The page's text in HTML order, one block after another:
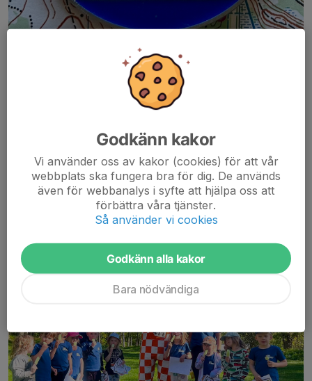
Nu är det dags för årets KM i orientering, som avgörs i samband
med Eksjö SOK.s , Kvällsmedel, tisdagen den 11augusti (se
Gemensam avresa kl.16:30 från Parkhallen
Läs mer
0 kommentarer
Godkänn kakor
Vi använder oss av kakor (cookies) för att vår
webbplats ska fungera bra för dig. De används
även för webbanalys i syfte att hjälpa oss att
förbättra våra tjänster.
Så använder vi cookies
Godkänn alla kakor
Bara nödvändiga